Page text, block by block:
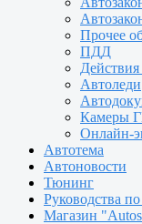
Прочее
ПДД
Автоледи
Камеры
Онлайн-
Автотема
Автоновости
Тюнинг
Руководства
Магазин